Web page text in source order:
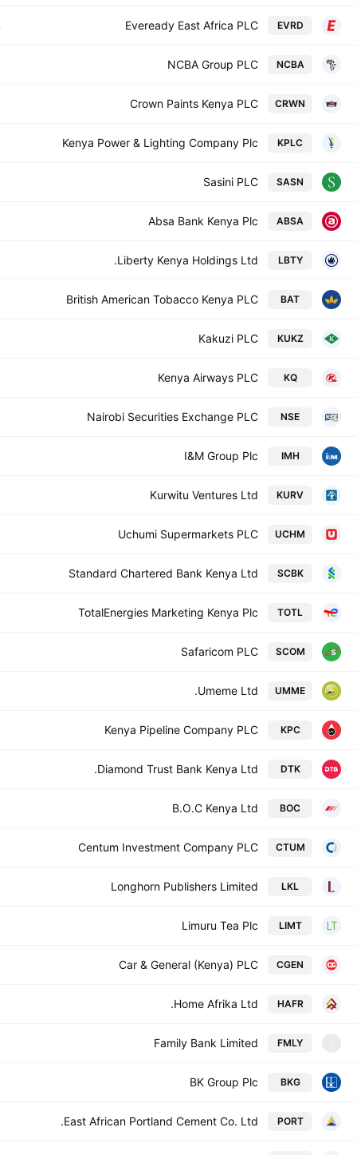
EVRD
Eveready East Africa PLC
NCBA
NCBA Group PLC
CRWN
Crown Paints Kenya PLC
KPLC
Kenya Power & Lighting Company Plc
SASN
Sasini PLC
ABSA
Absa Bank Kenya Plc
LBTY
Liberty Kenya Holdings Ltd.
BAT
British American Tobacco Kenya PLC
KUKZ
Kakuzi PLC
KQ
Kenya Airways PLC
NSE
Nairobi Securities Exchange PLC
IMH
I&M Group Plc
KURV
Kurwitu Ventures Ltd
UCHM
Uchumi Supermarkets PLC
SCBK
Standard Chartered Bank Kenya Ltd
TOTL
TotalEnergies Marketing Kenya Plc
SCOM
Safaricom PLC
UMME
Umeme Ltd.
KPC
Kenya Pipeline Company PLC
DTK
Diamond Trust Bank Kenya Ltd.
BOC
B.O.C Kenya Ltd
CTUM
Centum Investment Company PLC
LKL
Longhorn Publishers Limited
LIMT
Limuru Tea Plc
CGEN
Car & General (Kenya) PLC
HAFR
Home Afrika Ltd.
FMLY
Family Bank Limited
BKG
BK Group Plc
PORT
East African Portland Cement Co. Ltd.